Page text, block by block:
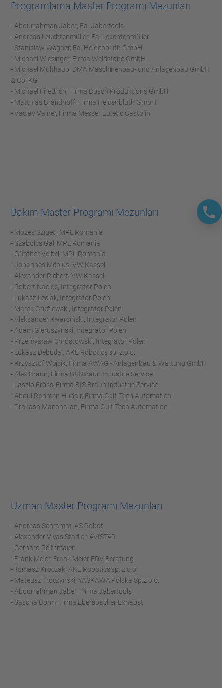
Programlama Master Programı Mezunları
- Abdurrahman Jaber; Fa. Jabertools
- Andreas Leuchtenmüller, Fa. Leuchtenmüller
- Stanislaw Wagner, Fa. Heidenbluth GmbH
- Michael Wiesinger, Firma Weldstone GmbH
- Michael Multhaup, DMA Maschinenbau- und Anlagenbau GmbH
& Co. KG
- Michael Friedrich, Firma Busch Produktions GmbH
- Matthias Brandhoff, Firma Heidenbluth GmbH
- Vaclav Vajner, Firma Messer Eutetic Castolin
Bakım Master Programı Mezunları
- Mozes Szigeti, MPL Romania
- Szabolcs Gal, MPL Romania
- Günther Veibel, MPL Romania
- Johannes Möbius, VW Kassel
- Alexander Richert; VW Kassel
- Robert Nacios, Integrator Polen
- Lukasz Leciak, Integrator Polen
- Marek Grużlewski, Integrator Polen
- Aleksander Kwarciński, Integrator Polen
- Adam Gieruszyński, Integrator Polen
- Przemysław Chróstowski, Integrator Polen
- Lukasz Debudaj, AKE Robotics sp. z.o.o.
- Krzysztof Wojcik, Firma AWAG - Anlagenbau & Wartung GmbH
- Alex Braun, Firma BIS Braun Industrie Service
- Laszlo Eröss, Firma BIS Braun Industrie Service
- Abdul Rahman Hudair, Firma Gulf-Tech Automation
- Prakash Manoharan, Firma Gulf-Tech Automation
Uzman Master Programı Mezunları
- Andreas Schramm, AS Robot
- Alexander Vivas Stadler, AVISTAR
- Gerhard Reithmaier
- Frank Meier, Frank Meier EDV Beratung
- Tomasz Kroczak, AKE Robotics sp. z.o.o.
- Mateusz Troczynski, YASKAWA Polska Sp.z o.o.
- Abdurrahman Jaber, Firma Jabertools
- Sascha Borm, Firma Eberspächer Exhaust